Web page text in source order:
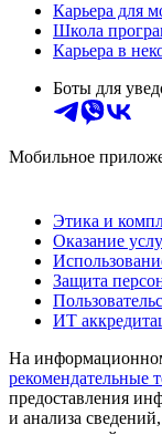
Карьера для
Школа
Карьера в
Боты для
Мобильное
Этика и
Оказание
Защита
ИТ
На
рекомендательные
предоставления
и анализа